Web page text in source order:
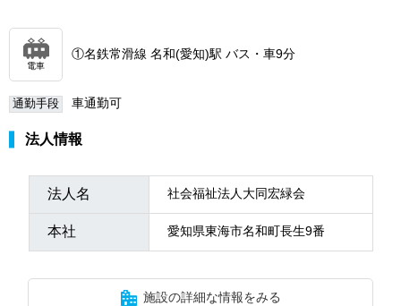
電車
①名鉄常滑線 名和(愛知)駅 バス・車9分
通勤手段 車通勤可
法人情報
法人名 社会福祉法人大同宏緑会
本社 愛知県東海市名和町長生9番
施設の詳細な情報をみる